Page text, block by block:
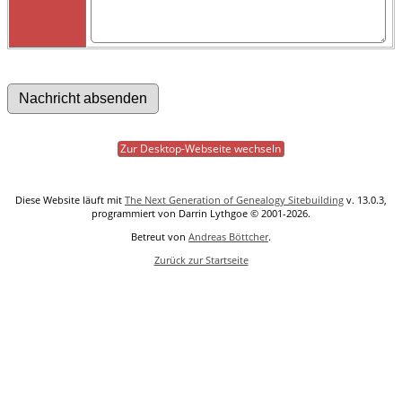
Zur Desktop-Webseite wechseln
Diese Website läuft mit The Next Generation of Genealogy Sitebuilding v. 13.0.3,
programmiert von Darrin Lythgoe © 2001-2026.
Betreut von Andreas Böttcher.
Zurück zur Startseite